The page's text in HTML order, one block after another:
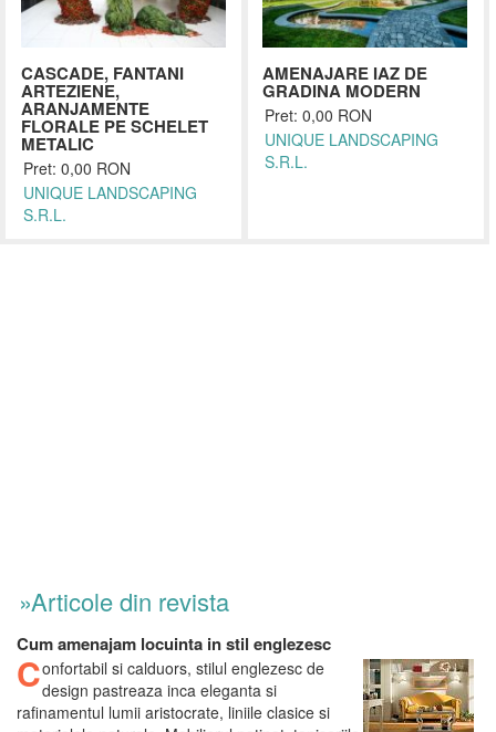
CASCADE, FANTANI
ARTEZIENE,
ARANJAMENTE
FLORALE PE SCHELET
METALIC
Pret: 0,00 RON
UNIQUE LANDSCAPING
S.R.L.
AMENAJARE IAZ DE
GRADINA MODERN
Pret: 0,00 RON
UNIQUE LANDSCAPING
S.R.L.
»Articole din revista
Cum amenajam locuinta in stil englezesc
Confortabil si calduors, stilul englezesc de
design pastreaza inca eleganta si
rafinamentul lumii aristocrate, liniile clasice si